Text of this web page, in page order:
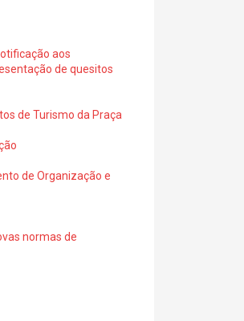
aos
de quesitos
de Turismo da Praça
de Organização e
normas de